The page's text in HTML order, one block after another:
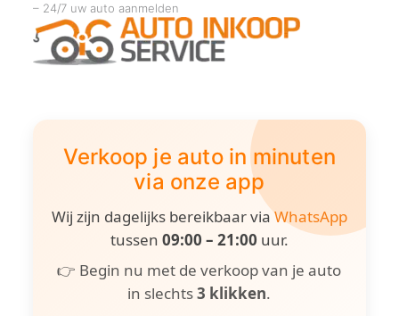
– 24/7 uw auto aanmelden
Verkoop je auto in minuten
via onze app
Wij zijn dagelijks bereikbaar viaWhatsApp
tussen 09:00 – 21:00 uur.
👉 Begin nu met de verkoop van je auto
in slechts3 klikken.